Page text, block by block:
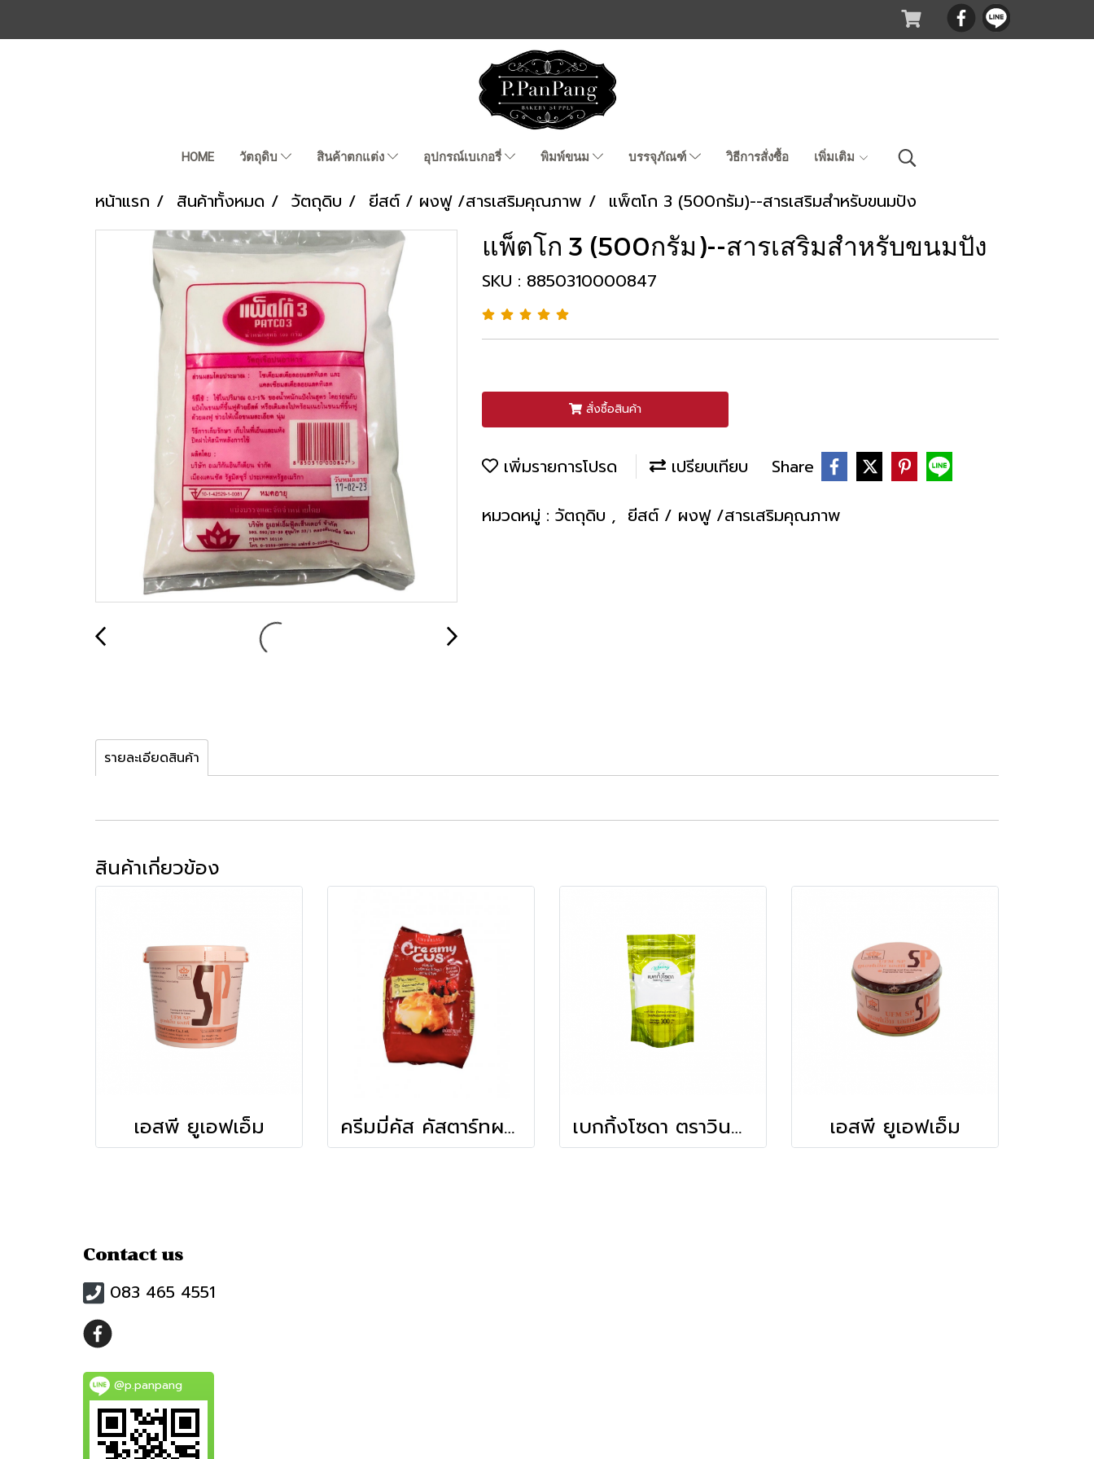
HOME วัตถุดิบ สินค้าตกแต่ง อุปกรณ์เบเกอรี่ พิมพ์ขนม บรรจุภัณฑ์ วิธีการสั่งซื้อ เพิ่มเติม
หน้าแรก สินค้าทั้งหมด วัตถุดิบ ยีสต์ / ผงฟู /สารเสริมคุณภาพ แพ็ตโก 3 (500กรัม)--สารเสริมสำหรับขนมปัง
แพ็ตโก 3 (500กรัม)--สารเสริมสำหรับขนมปัง
SKU : 8850310000847
สั่งซื้อสินค้า
เพิ่มรายการโปรด เปรียบเทียบ Share
หมวดหมู่ : วัตถุดิบ , ยีสต์ / ผงฟู /สารเสริมคุณภาพ
รายละเอียดสินค้า
สินค้าเกี่ยวข้อง
เอสพี ยูเอฟเอ็ม ครีมมี่คัส คัสตาร์ทผงสำเร็จรูป (750g) เบกกิ้งโซดา ตราวินนี่ 300 กรัม เอสพี ยูเอฟเอ็ม
Contact us
083 465 4551
@p.panpang